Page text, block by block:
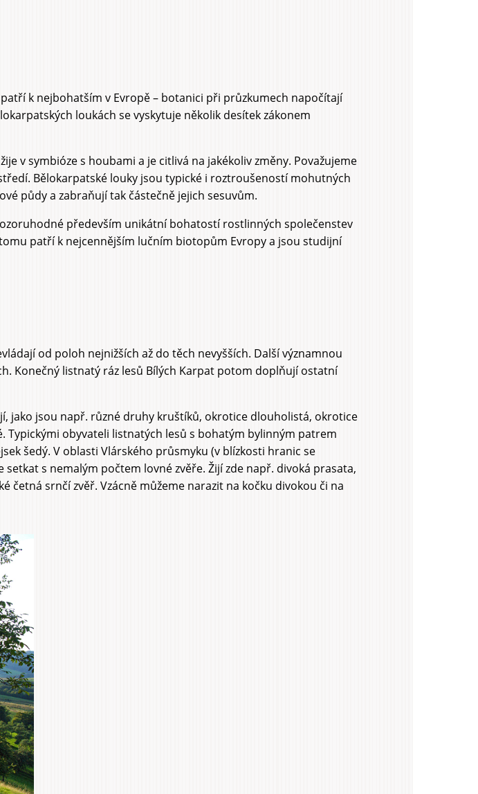
k nejbohatším v Evropě – botanici při průzkumech napočítají
loukách se vyskytuje několik desítek zákonem
v symbióze s houbami a je citlivá na jakékoliv změny. Považujeme
Bělokarpatské louky jsou typické i roztroušeností mohutných
půdy a zabraňují tak částečně jejich sesuvům.
především unikátní bohatostí rostlinných společenstev
patří k nejcennějším lučním biotopům Evropy a jsou studijní
od poloh nejnižších až do těch nevyšších. Další významnou
Konečný listnatý ráz lesů Bílých Karpat potom doplňují ostatní
jako jsou např. různé druhy kruštíků, okrotice dlouholistá, okrotice
Typickými obyvateli listnatých lesů s bohatým bylinným patrem
šedý. V oblasti Vlárského průsmyku (v blízkosti hranic se
s nemalým počtem lovné zvěře. Žijí zde např. divoká prasata,
četná srnčí zvěř. Vzácně můžeme narazit na kočku divokou či na